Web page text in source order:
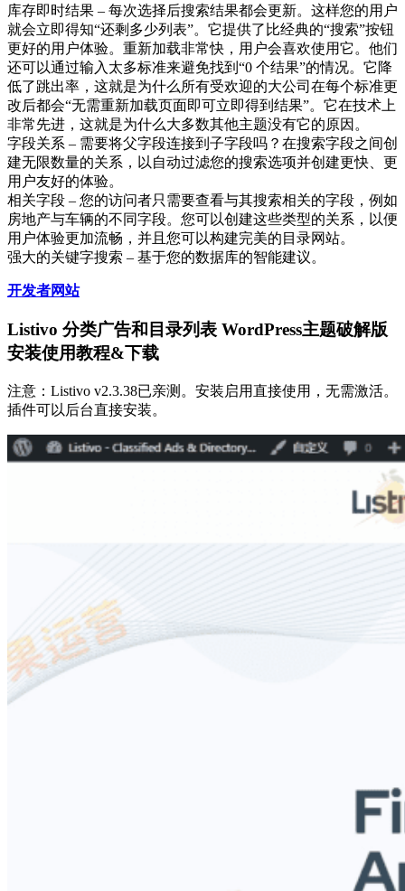
库存即时结果 – 每次选择后搜索结果都会更新。这样您的用户
就会立即得知“还剩多少列表”。它提供了比经典的“搜索”按钮
更好的用户体验。重新加载非常快，用户会喜欢使用它。他们
还可以通过输入太多标准来避免找到“0 个结果”的情况。它降
低了跳出率，这就是为什么所有受欢迎的大公司在每个标准更
改后都会“无需重新加载页面即可立即得到结果”。它在技术上
非常先进，这就是为什么大多数其他主题没有它的原因。
字段关系 – 需要将父字段连接到子字段吗？在搜索字段之间创
建无限数量的关系，以自动过滤您的搜索选项并创建更快、更
用户友好的体验。
相关字段 – 您的访问者只需要查看与其搜索相关的字段，例如
房地产与车辆的不同字段。您可以创建这些类型的关系，以便
用户体验更加流畅，并且您可以构建完美的目录网站。
强大的关键字搜索 – 基于您的数据库的智能建议。
开发者网站
Listivo 分类广告和目录列表 WordPress主题破解版
安装使用教程&下载
注意：Listivo v2.3.38已亲测。安装启用直接使用，无需激活。
插件可以后台直接安装。